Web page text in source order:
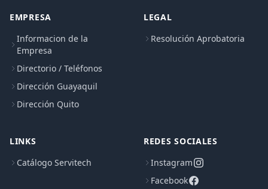
EMPRESA
Informacion de la
Empresa
Directorio / Teléfonos
Dirección Guayaquil
Dirección Quito
LEGAL
Resolución Aprobatoria
LINKS
Catálogo Servitech
REDES SOCIALES
Instagram
Facebook